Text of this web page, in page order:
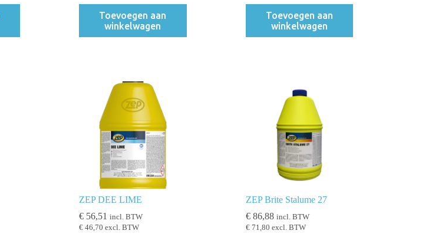
Toevoegen aan
winkelwagen
Toevoegen aan
winkelwagen
ZEP DEE LIME
€ 56,51 incl. BTW
€ 46,70 excl. BTW
ZEP Brite Stalume 27
€86,88 incl. BTW
€71,80 excl. BTW